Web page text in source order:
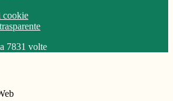
cookie
7831 volte